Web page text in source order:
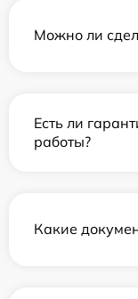
Можно ли
Есть ли
работы?
Какие